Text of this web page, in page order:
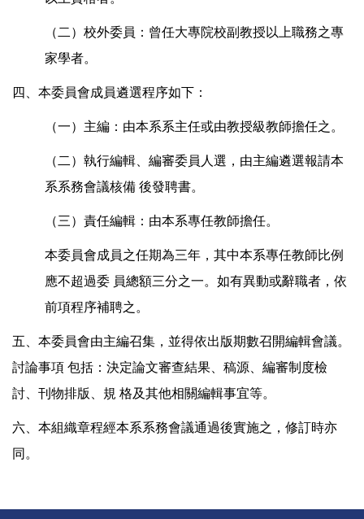
（二）校外委員：曾任大專院校副教授以上職務之專
家學者。
四、本委員會成員遴選程序如下：
（一）主編：由本系系主任或由教授級教師擔任之。
（二）執行編輯、編審委員人選，由主編遴選報請本
系系務會議核備 後發聘書。
（三）責任編輯：由本系專任教師擔任。
本委員會成員之任期為三年，其中本系專任教師比例
應不超過委 員總額三分之一。如有異動或辭職者，依
前項程序補聘之。
五、本委員會由主編召集，並得依出版期數召開編輯會議。
討論事項 包括：決定論文審查結果、稿源、編審制度檢
討、刊物排版、規 格及其他相關編輯事宜等。
六、本組織章程經本系系務會議通過後實施之，修訂時亦
同。